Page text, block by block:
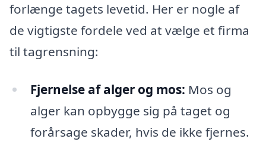
forlænge tagets levetid. Her er nogle af
de vigtigste fordele ved at vælge et firma
til tagrensning:
Fjernelse af alger og mos: Mos og
alger kan opbygge sig på taget og
forårsage skader, hvis de ikke fjernes.